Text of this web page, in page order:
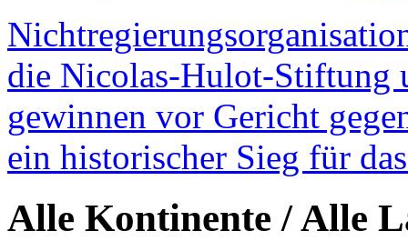
die Nicolas-Hulot-Stiftung
gewinnen vor Gericht
ein historischer Sieg für
Alle Kontinente / Alle